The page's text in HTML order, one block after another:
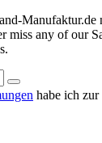
Manufaktur.de
miss any of our
habe ich